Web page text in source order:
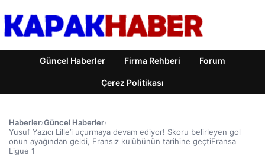
Güncel Haberler Firma Rehberi Forum
Çerez Politikası
Haberler›Güncel Haberler›
Yusuf Yazıcı Lille’i uçurmaya devam ediyor! Skoru belirleyen gol
onun ayağından geldi, Fransız kulübünün tarihine geçtiFransa
Ligue 1